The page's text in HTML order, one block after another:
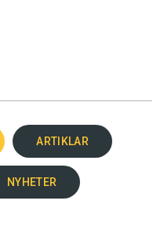
ARTIKLAR
NYHETER